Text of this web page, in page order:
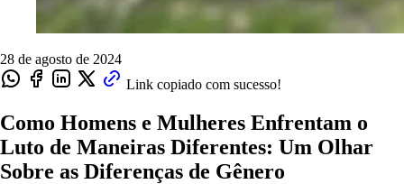
28 de agosto de 2024
Link copiado com sucesso!
Como Homens e Mulheres Enfrentam o
Luto de Maneiras Diferentes: Um Olhar
Sobre as Diferenças de Gênero